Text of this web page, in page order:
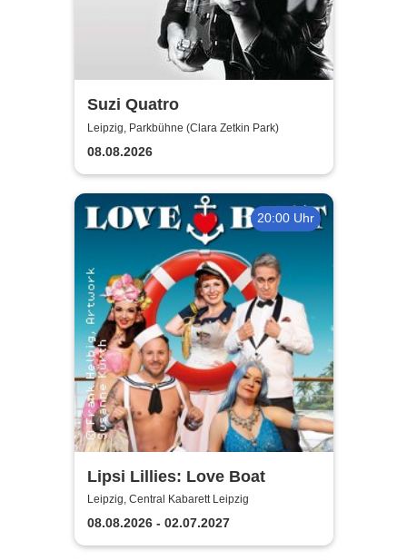
Suzi Quatro
Leipzig, Parkbühne (Clara Zetkin Park)
08.08.2026
20:00 Uhr
Lipsi Lillies: Love Boat
Leipzig, Central Kabarett Leipzig
08.08.2026 - 02.07.2027